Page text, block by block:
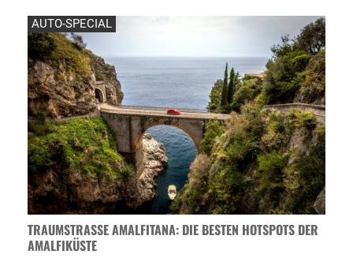
AUTO-SPECIAL
TRAUMSTRASSE AMALFITANA: DIE BESTEN HOTSPOTS DER A
MALFIKÜSTE